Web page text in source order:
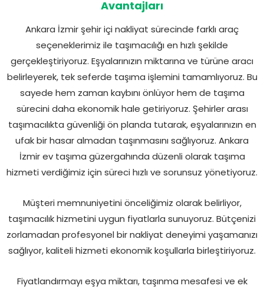
Avantajları
Ankara İzmir şehir içi nakliyat sürecinde farklı araç
seçeneklerimiz ile taşımacılığı en hızlı şekilde
gerçekleştiriyoruz. Eşyalarınızın miktarına ve türüne aracı
belirleyerek, tek seferde taşıma işlemini tamamlıyoruz. Bu
sayede hem zaman kaybını önlüyor hem de taşıma
sürecini daha ekonomik hale getiriyoruz. Şehirler arası
taşımacılıkta güvenliği ön planda tutarak, eşyalarınızın en
ufak bir hasar almadan taşınmasını sağlıyoruz. Ankara
İzmir ev taşıma güzergahında düzenli olarak taşıma
hizmeti verdiğimiz için süreci hızlı ve sorunsuz yönetiyoruz.
Müşteri memnuniyetini önceliğimiz olarak belirliyor,
taşımacılık hizmetini uygun fiyatlarla sunuyoruz. Bütçenizi
zorlamadan profesyonel bir nakliyat deneyimi yaşamanızı
sağlıyor, kaliteli hizmeti ekonomik koşullarla birleştiriyoruz.
Fiyatlandırmayı eşya miktarı, taşınma mesafesi ve ek